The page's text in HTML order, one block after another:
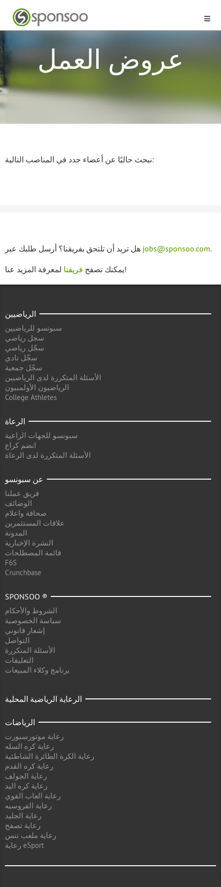
عروض العمل
نبحث حاليًا عن أعضاء جدد في المناصب التالية:
jobs@sponsoo.com.
يمكنك تصفح فريقنا لمعرفة المزيد عنا!
الرياضيين
سبونسو للرياضيين
سجل رياضي
سجّل رياضي
سجّل نادي
سجّل جمعية
الأسئلة المتكررة لدى الرياضيين
الرياضيون الأولمبيون
College Athletes
الرعاة
سبونسو للجهات الراعية
انضم كراع
الأسئلة المتكررة لدى الرعاة
عن سبونسو
فريق عملنا
الوضائف
صحافة واعلام
علاقات المستثمرين
المدونة
النشرة الإخبارية
قائمة المصطلحات
F6S
Crunchbase
SPONSOO ®
الشروط والأحكام
سياسة الخصوصية
إشعار قانوني
التواصل
الأسئلة المتكررة
التعليقات
برنامج وكلاء المبيعات
الرعاية الرياضية المحلية
الرياضات
رعاية موتورسبورت
رعاية كره السله
رعاية الكرة الطائرة الشاطئية
رعاية كره القدم
رعاية الجولف
رعاية كره اليد
رعاية العاب القوي
رعاية الفروسيه
رعاية الجليد
رعاية تصفح
رعاية ملعب تنس
رعاية eSport